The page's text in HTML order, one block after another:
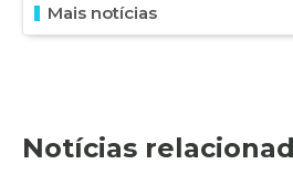
Mais notícias
Notícias